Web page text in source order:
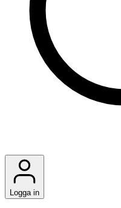
Logga in